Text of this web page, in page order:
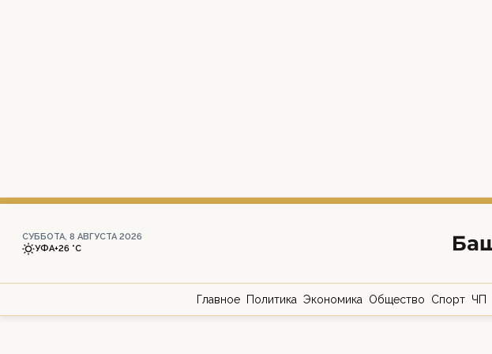
СУББОТА, 8 АВГУСТА 2026
УФА+26 °С
Главное Политика Экономика Общество Спорт ЧП